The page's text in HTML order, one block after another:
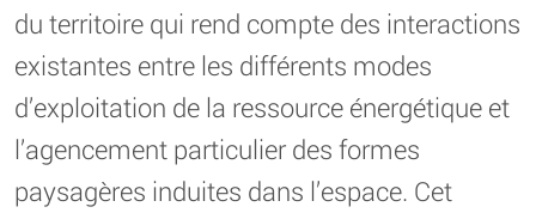
du territoire qui rend compte des interactions
existantes entre les différents modes
d’exploitation de la ressource énergétique et
l’agencement particulier des formes
paysagères induites dans l’espace. Cet